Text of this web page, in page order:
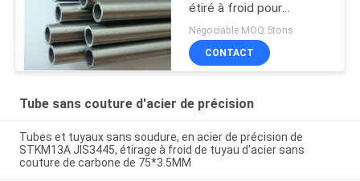
étiré à froid pour
l'industrie automobile
E235 NBK EN10305-1
Négociable MOQ:5tons
CONTACT
Tube sans couture d'acier de précision
Tubes et tuyaux sans soudure, en acier de précision de
STKM13A JIS3445, étirage à froid de tuyau d'acier sans
couture de carbone de 75*3.5MM